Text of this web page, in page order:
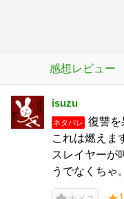
感想レビュー
isuzu
ネタバレ
復讐を
これは燃え
スレイヤーが
うでなくちゃ